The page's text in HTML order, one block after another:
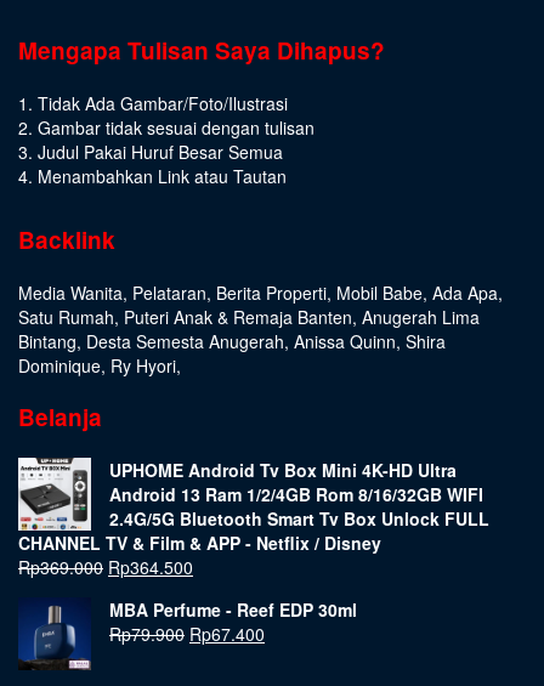
Mengapa Tulisan Saya Dihapus?
1. Tidak Ada Gambar/Foto/Ilustrasi
2. Gambar tidak sesuai dengan tulisan
3. Judul Pakai Huruf Besar Semua
4. Menambahkan Link atau Tautan
Backlink
Media Wanita, Pelataran, Berita Properti, Mobil Babe, Ada Apa,
Satu Rumah, Puteri Anak & Remaja Banten, Anugerah Lima
Bintang, Desta Semesta Anugerah, Anissa Quinn, Shira
Dominique, Ry Hyori,
Belanja
UPHOME Android Tv Box Mini 4K-HD Ultra
Android 13 Ram 1/2/4GB Rom 8/16/32GB WIFI
2.4G/5G Bluetooth Smart Tv Box Unlock FULL
CHANNEL TV & Film & APP - Netflix / Disney
Rp369.000 Rp364.500
MBA Perfume - Reef EDP 30ml
Rp79.900 Rp67.400